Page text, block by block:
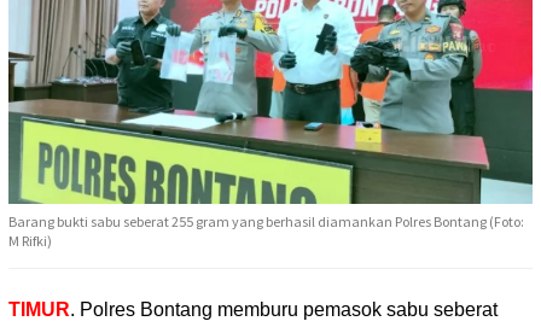
Barang bukti sabu seberat 255 gram yang berhasil diamankan Polres Bontang (Foto:
M Rifki)
TIMUR. Polres Bontang memburu pemasok sabu seberat